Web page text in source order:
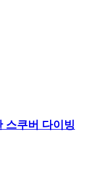
스쿠버 다이빙